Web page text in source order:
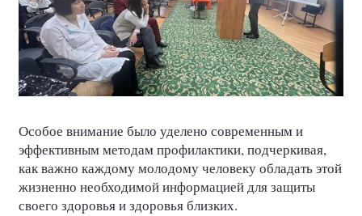
Особое внимание было уделено современным и
эффективным методам профилактики, подчеркивая,
как важно каждому молодому человеку обладать этой
жизненно необходимой информацией для защиты
своего здоровья и здоровья близких.